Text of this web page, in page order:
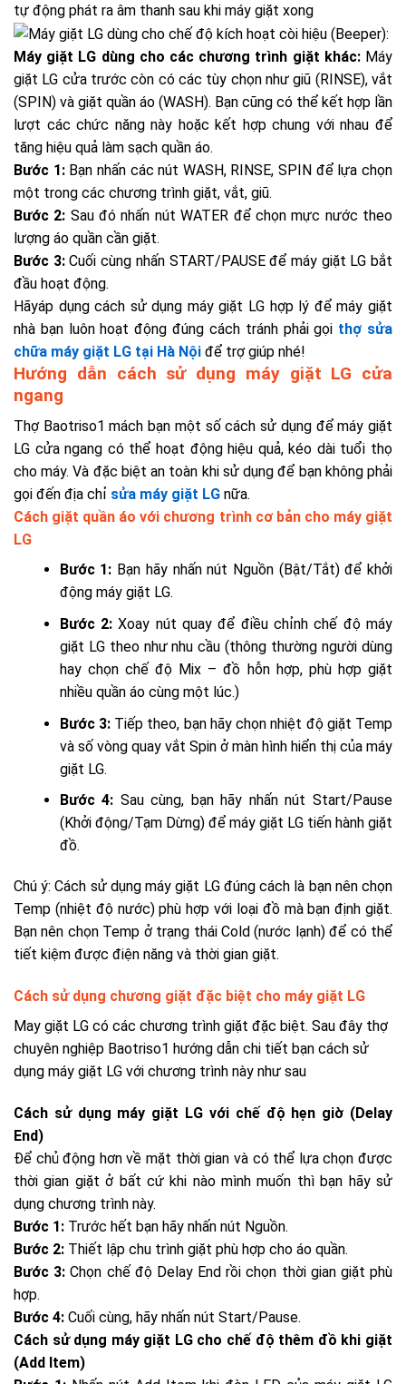
tự động phát ra âm thanh sau khi máy giặt xong
Máy giặt LG dùng cho các chương trình giặt khác:Máy
giặt LG cửa trước còn có các tùy chọn như giũ (RINSE), vắt
(SPIN) và giặt quần áo (WASH). Bạn cũng có thể kết hợp lần
lượt các chức năng này hoặc kết hợp chung với nhau để
tăng hiệu quả làm sạch quần áo.
Bước 1:Bạn nhấn các nút WASH, RINSE, SPIN để lựa chọn
một trong các chương trình giặt, vắt, giũ.
Bước 2: Sau đó nhấn nút WATER để chọn mực nước theo
lượng áo quần cần giặt.
Bước 3:Cuối cùng nhấn START/PAUSE để máy giặt LG bắt
đầu hoạt động.
Hãyáp dụng cách sử dụng máy giặt LG hợp lý để máy giặt
nhà bạn luôn hoạt động đúng cách tránh phải gọi thợ sửa
chữa máy giặt LG tại Hà Nội để trợ giúp nhé!
Hướng dẫn cách sử dụng máy giặt LG cửa
ngang
Thợ Baotriso1 mách bạn một số cách sử dụng để máy giặt
LG cửa ngang có thể hoạt động hiệu quả, kéo dài tuổi thọ
cho máy. Và đặc biệt an toàn khi sử dụng để bạn không phải
gọi đến địa chỉ sửa máy giặt LG nữa.
Cách giặt quần áo với chương trình cơ bản cho máy giặt
LG
Bước 1: Bạn hãy nhấn nút Nguồn (Bật/Tắt) để khởi
động máy giặt LG.
Bước 2:Xoay nút quay để điều chỉnh chế độ máy
giặt LG theo như nhu cầu (thông thường người dùng
hay chọn chế độ Mix – đồ hỗn hợp, phù hợp giặt
nhiều quần áo cùng một lúc.)
Bước 3: Tiếp theo, bạn hãy chọn nhiệt độ giặt Temp
và số vòng quay vắt Spin ở màn hình hiển thị của máy
giặt LG.
Bước 4: Sau cùng, bạn hãy nhấn nút Start/Pause
(Khởi động/Tạm Dừng) để máy giặt LG tiến hành giặt
đồ.
Chú ý: Cách sử dụng máy giặt LG đúng cách là bạn nên chọn
Temp (nhiệt độ nước) phù hợp với loại đồ mà bạn định giặt.
Bạn nên chọn Temp ở trạng thái Cold (nước lạnh) để có thể
tiết kiệm được điện năng và thời gian giặt.
Cách sử dụng chương giặt đặc biệt cho máy giặt LG
May giặt LG có các chương trình giặt đặc biệt. Sau đây thợ
chuyên nghiệp Baotriso1 hướng dẫn chi tiết bạn cách sử
dụng máy giặt LG với chương trình này như sau
Cách sử dụng máy giặt LG với chế độ hẹn giờ (Delay
End)
Để chủ động hơn về mặt thời gian và có thể lựa chọn được
thời gian giặt ở bất cứ khi nào mình muốn thì bạn hãy sử
dụng chương trình này.
Bước 1: Trước hết bạn hãy nhấn nút Nguồn.
Bước 2: Thiết lập chu trình giặt phù hợp cho áo quần.
Bước 3: Chọn chế độ Delay End rồi chọn thời gian giặt phù
hợp.
Bước 4: Cuối cùng, hãy nhấn nút Start/Pause.
Cách sử dụng máy giặt LG cho chế độ thêm đồ khi giặt
(Add Item)